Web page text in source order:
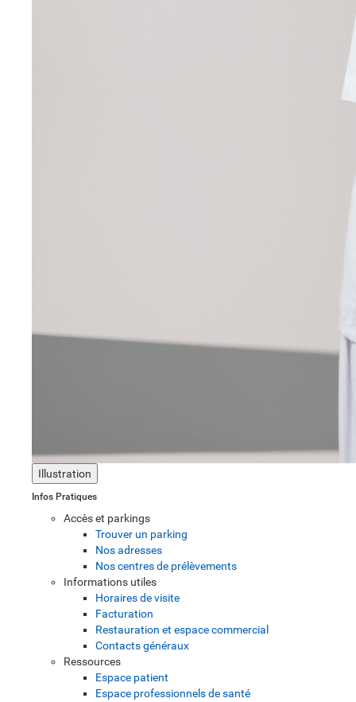
Illustration
Infos Pratiques
Accès et parkings
Trouver un parking
Nos adresses
Nos centres de prélèvements
Informations utiles
Horaires de visite
Facturation
Restauration et espace commercial
Contacts généraux
Ressources
Espace patient
Espace professionnels de santé